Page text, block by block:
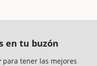
en tu buzón
para tener las mejores